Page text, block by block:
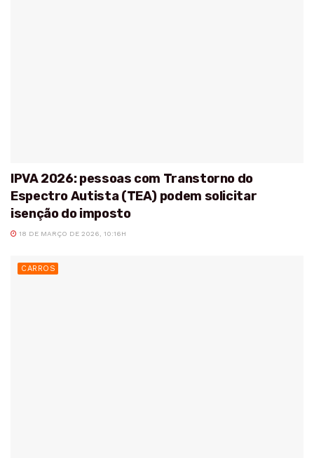
IPVA 2026: pessoas com Transtorno do
Espectro Autista (TEA) podem solicitar
isenção do imposto
18 DE MARÇO DE 2026, 10:16H
CARROS